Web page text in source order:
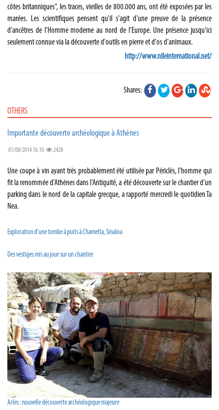
côtes britanniques", les traces, vieilles de 800.000 ans, ont été exposées par les
marées. Les scientifiques pensent qu'il s'agit d'une preuve de la présence
d'ancêtres de l'Homme moderne au nord de l'Europe. Une présence jusqu'ici
seulement connue via la découverte d'outils en pierre et d'os d'animaux.
http://www.nileinternational.net/
Shares:
OTHERS
Importante découverte archéologique à Athènes
01/08/2014 16:10 2428
Une coupe à vin ayant très probablement été utilisée par Périclès, l'homme qui
fit la renommée d'Athènes dans l'Antiquité, a été découverte sur le chantier d'un
parking dans le nord de la capitale grecque, a rapporté mercredi le quotidien Ta
Nea.
Exploration d'une tombe à puits à Chametla, Sinaloa
Des vestiges mis au jour sur un chantier
Arles : nouvelle découverte archéologique majeure